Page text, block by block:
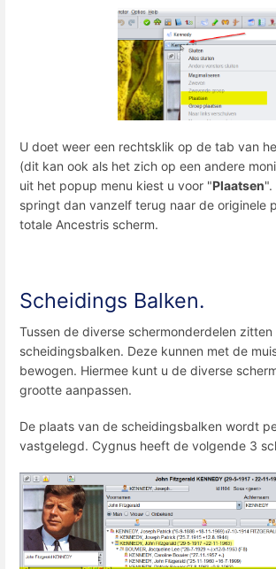
U doet weer een rechtsklik op de tab van
(dit kan ook als het zich op een andere
uit het popup menu kiest u voor "Plaatsen".
springt dan vanzelf terug naar de originele
totale Ancestris scherm.
Scheidings Balken.
Tussen de diverse schermonderdelen zitten
scheidingsbalken. Deze kunnen met de
bewogen. Hiermee kunt u de diverse
grootte aanpassen.
De plaats van de scheidingsbalken wordt
vastgelegd. Cygnus heeft de volgende 3